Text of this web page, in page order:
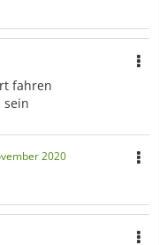
fahren
sein
2020